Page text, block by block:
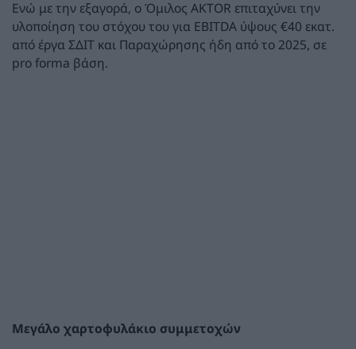
Ενώ με την εξαγορά, ο Όμιλος AKTOR επιταχύνει την
υλοποίηση του στόχου του για EBITDA ύψους €40 εκατ.
από έργα ΣΔΙΤ και Παραχώρησης ήδη από το 2025, σε
pro forma βάση.
Μεγάλο χαρτοφυλάκιο συμμετοχών